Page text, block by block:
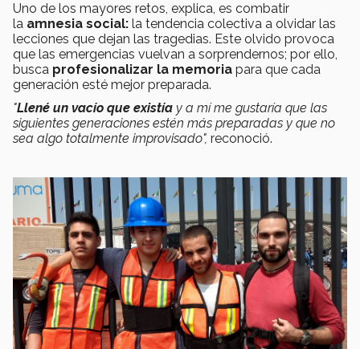
Uno de los mayores retos, explica, es combatir
la amnesia social: la tendencia colectiva a olvidar las
lecciones que dejan las tragedias. Este olvido provoca
que las emergencias vuelvan a sorprendernos; por ello,
busca profesionalizar la memoria para que cada
generación esté mejor preparada.
"Llené un vacío que existía y a mí me gustaría que las
siguientes generaciones estén más preparadas y que no
sea algo totalmente improvisado", reconoció.